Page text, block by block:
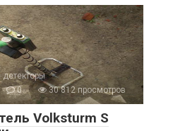
0
30 812 просмотров
Volksturm S